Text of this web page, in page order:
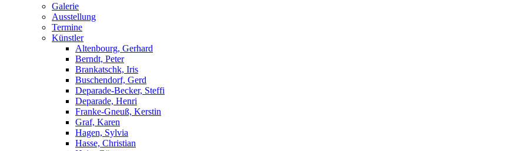
Galerie
Ausstellung
Termine
Künstler
Altenbourg, Gerhard
Berndt, Peter
Brankatschk, Iris
Buschendorf, Gerd
Deparade-Becker, Steffi
Deparade, Henri
Franke-Gneuß, Kerstin
Graf, Karen
Hagen, Sylvia
Hasse, Christian